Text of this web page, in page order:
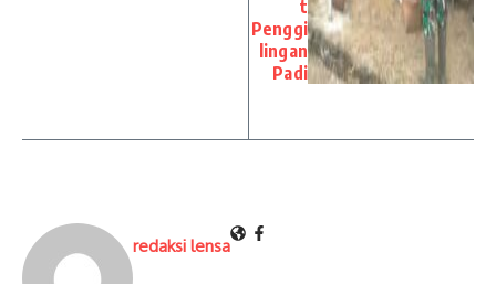
t
Penggi
lingan
Padi
redaksi lensa